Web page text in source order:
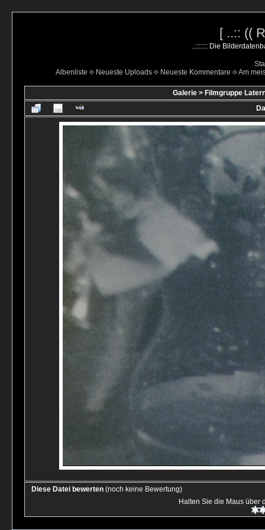
[ ..:: ((
..::::::: Die
Albenliste
Neueste Uploads Neueste Kommentare Am
Galerie > Filmgruppe
Diese Datei bewerten (noch keine Bewertung)
Halten Sie die Maus über